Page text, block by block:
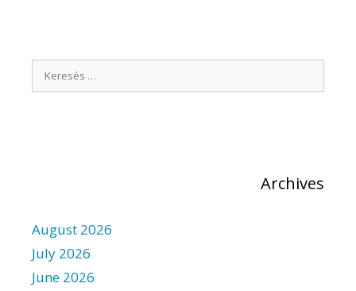
e
r
:
Archives
August 2026
July 2026
June 2026